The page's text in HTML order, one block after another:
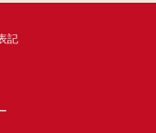
記